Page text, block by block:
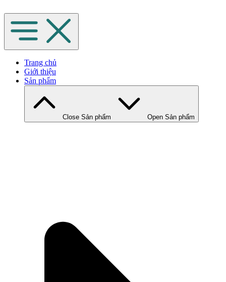
đến
nội
dung
Trang chủ
Giới thiệu
Sản phẩm
Close Sản phẩm Open Sản phẩm